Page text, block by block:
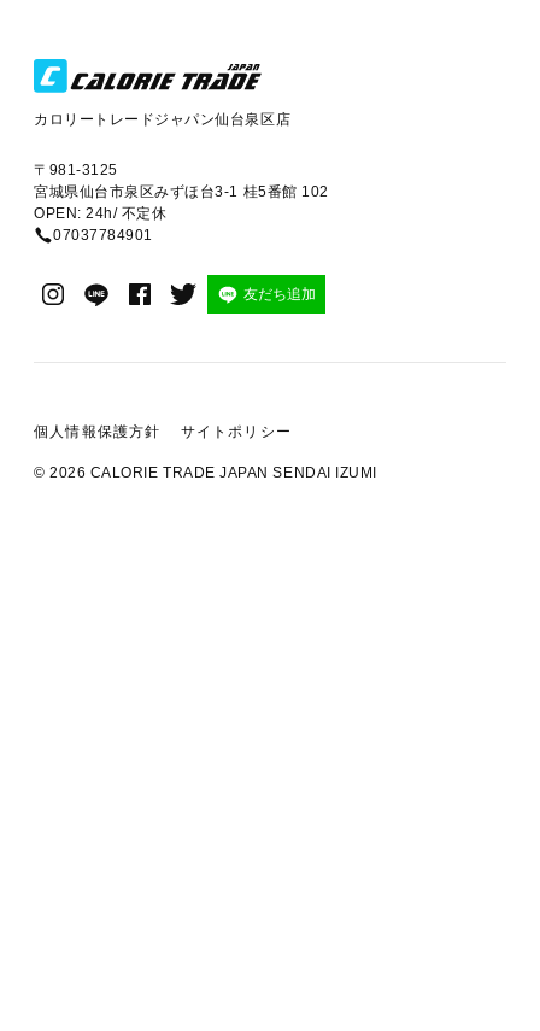
カロリートレードジャパン仙台泉区店
〒981-3125
宮城県仙台市泉区みずほ台3-1 桂5番館 102
OPEN: 24h/ 不定休
07037784901
友だち追加
個人情報保護方針 サイトポリシー
© 2026 CALORIE TRADE JAPAN SENDAI IZUMI